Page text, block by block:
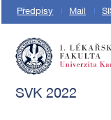
Předpisy Mail
SVK 2022